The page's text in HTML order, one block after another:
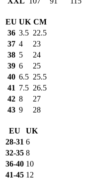
EU UK CM
36 3.5 22.5
37 4
23
38 5
24
39 6
25
40 6.5 25.5
41 7.5 26.5
42 8
27
43 9 28
EU
UK
28-31 6
32-35 8
36-40 10
41-45 12